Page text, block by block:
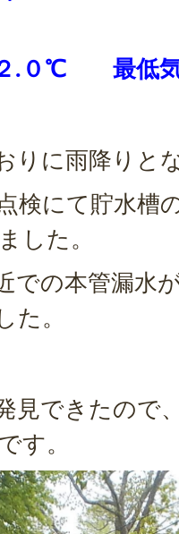
.０ ℃ 最低気
りに雨降りと
検にて貯水槽
した。
での本管漏水
た。
見できたので
す。